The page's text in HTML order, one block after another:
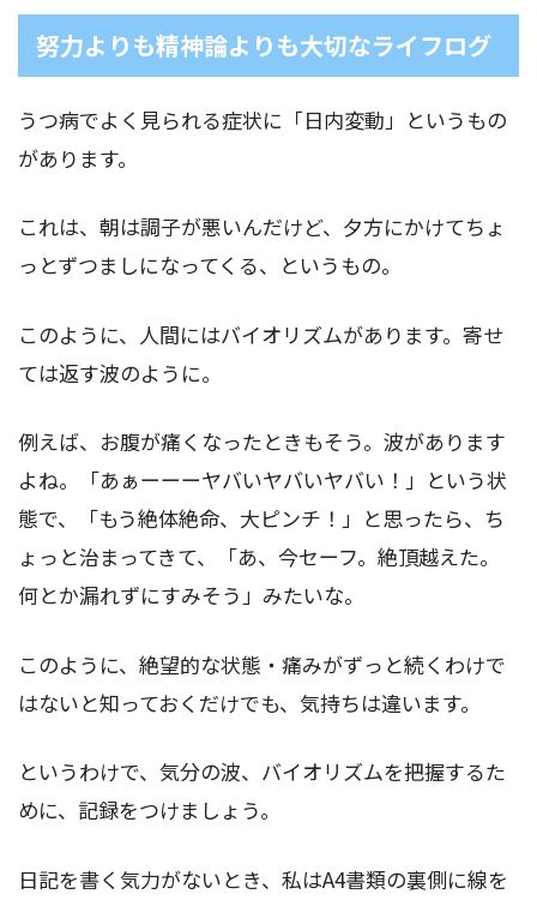
努力よりも精神論よりも大切なライフログ
うつ病でよく見られる症状に「日内変動」というもの
があります。
これは、朝は調子が悪いんだけど、夕方にかけてちょ
っとずつましになってくる、というもの。
このように、人間にはバイオリズムがあります。寄せ
ては返す波のように。
例えば、お腹が痛くなったときもそう。波があります
よね。「あぁーーーヤバいヤバいヤバい！」という状
態で、「もう絶体絶命、大ピンチ！」と思ったら、ち
ょっと治まってきて、「あ、今セーフ。絶頂越えた。
何とか漏れずにすみそう」みたいな。
このように、絶望的な状態・痛みがずっと続くわけで
はないと知っておくだけでも、気持ちは違います。
というわけで、気分の波、バイオリズムを把握するた
めに、記録をつけましょう。
日記を書く気力がないとき、私はA4書類の裏側に線を